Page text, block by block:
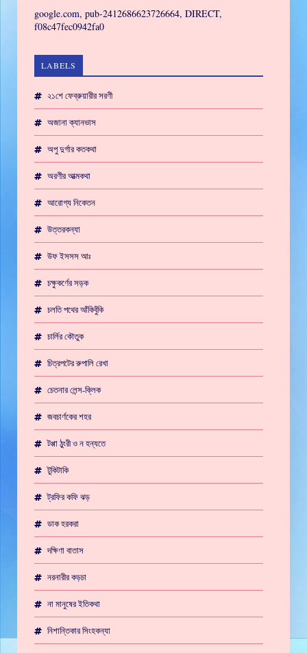
google.com, pub-2412686623726664, DIRECT,
f08c47fec0942fa0
LABELS
২১শে ফেব্রুয়ারীর সরণী
অজানা ক্যানভাস
অপু দুর্গার কতকথা
অরণীর আত্মকথা
আরোগ্য নিকেতন
উত্তরকন্যা
উফ ইসসস আঃ
চক্ষুকর্ণের সড়ক
চলতি পথের আঁকিবুঁকি
চার্লির কৌতুক
চিত্রপটের রুপালি রেখা
চেতনার লেন্স-ক্লিক
জবচার্ণকের শহর
টপ্পা ঠুংরী ও ন হন্যতে
টুকিটাকি
ট্রফির কফি ঝড়
ডাক হরকরা
দক্ষিণা বাতাস
নরনারীর কড়চা
না মানুষের ইতিকথা
নিশান্তিকার সিংহকন্যা